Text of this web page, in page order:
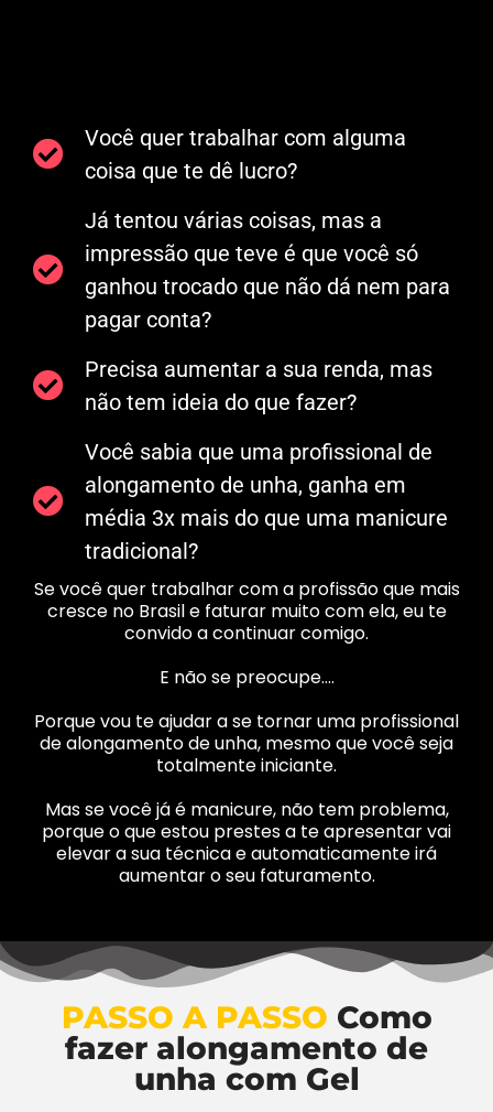
Você quer trabalhar com alguma
coisa que te dê lucro?
Já tentou várias coisas, mas a
impressão que teve é que você só
ganhou trocado que não dá nem para
pagar conta?
Precisa aumentar a sua renda, mas
não tem ideia do que fazer?
Você sabia que uma profissional de
alongamento de unha, ganha em
média 3x mais do que uma manicure
tradicional?
Se você quer trabalhar com a profissão que mais
cresce no Brasil e faturar muito com ela, eu te
convido a continuar comigo.
E não se preocupe….
Porque vou te ajudar a se tornar uma profissional
de alongamento de unha, mesmo que você seja
totalmente iniciante.
Mas se você já é manicure, não tem problema,
porque o que estou prestes a te apresentar vai
elevar a sua técnica e automaticamente irá
aumentar o seu faturamento.
PASSO A PASSO Como
fazer alongamento de
unha com Gel